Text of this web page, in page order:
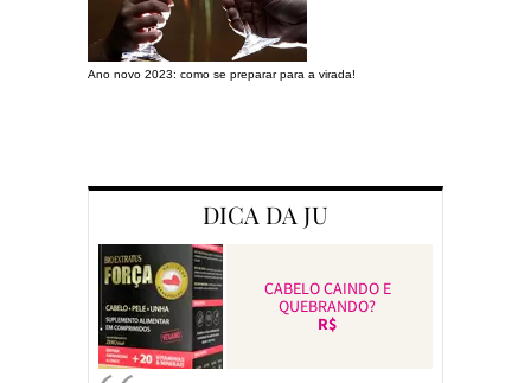
Ano novo 2023: como se preparar para a virada!
DICA DA JU
CABELO CAINDO E
QUEBRANDO?
R$